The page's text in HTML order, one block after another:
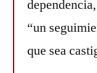
“un
que sea